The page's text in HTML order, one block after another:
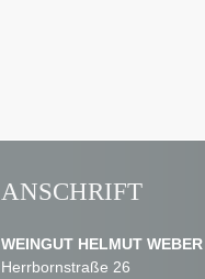
ANSCHRIFT
WEINGUT HELMUT WEBER
Herrbornstraße 26